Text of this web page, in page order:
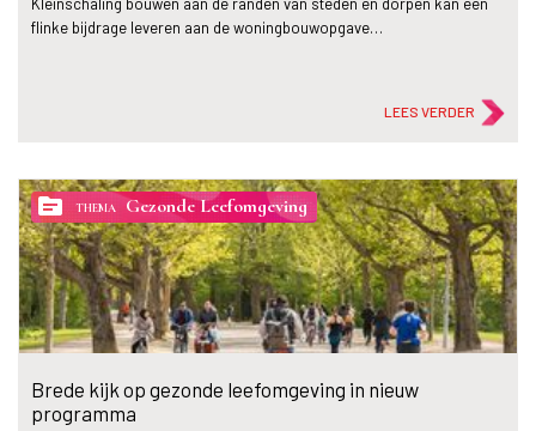
flinke bijdrage leveren aan de woningbouwopgave…
LEES VERDER
topic THEMA Gezonde Leefomgeving
Brede kijk op gezonde leefomgeving in nieuw
programma